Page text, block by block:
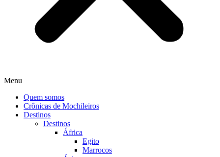
Menu
Quem somos
Crônicas de Mochileiros
Destinos
Destinos
África
Egito
Marrocos